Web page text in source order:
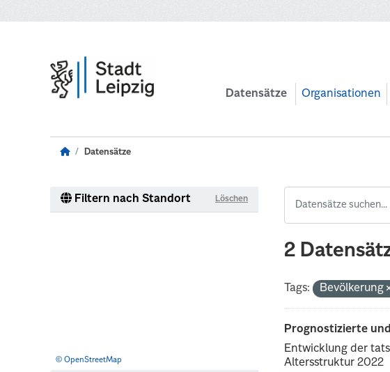
Datensätze Organisationen
Datensätze
Filtern nach Standort Löschen
© OpenStreetMap
2
Tags: Bevölkerung
Prognostizierte
Entwicklung der
Altersstruktur 2022